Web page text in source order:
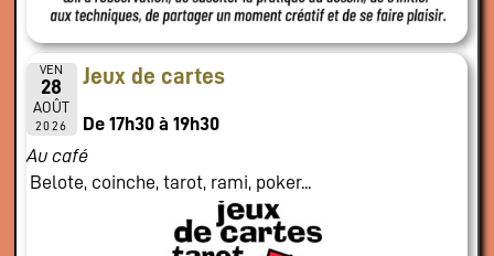
VEN
28
AOÛT
2026
Jeux de cartes
De 17h30 à 19h30
Au café
Belote, coinche, tarot, rami, poker...